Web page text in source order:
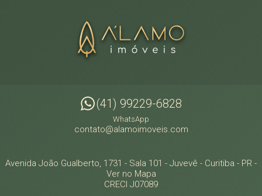
(41) 99229-6828
WhatsApp
contato@alamoimoveis.com
Avenida João Gualberto, 1731 - Sala 101 - Juvevê - Curitiba - PR -
Ver no Mapa
CRECI J07089